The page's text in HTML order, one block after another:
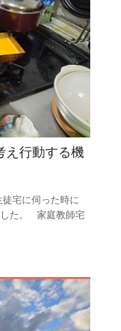
え行動する機
宅に伺った時に
した。 家庭教師宅